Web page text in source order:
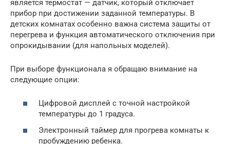
является термостат — датчик, который отключает
прибор при достижении заданной температуры. В
детских комнатах особенно важна система защиты от
перегрева и функция автоматического отключения при
опрокидывании (для напольных моделей).
При выборе функционала я обращаю внимание на
следующие опции:
Цифровой дисплей с точной настройкой
температуры до 1 градуса.
Электронный таймер для прогрева комнаты к
пробуждению ребенка.